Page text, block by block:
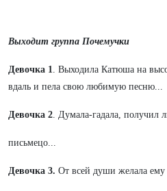
Выходит группа Почемучки
Девочка 1. Выходила Катюша на
вдаль и пела свою любимую песню...
Девочка 2. Думала-гадала, получил
письмецо...
Девочка 3. От всей души желала